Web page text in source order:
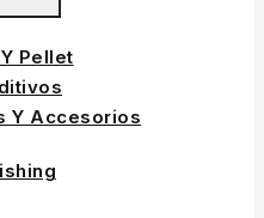
Pellet
Y Accesorios